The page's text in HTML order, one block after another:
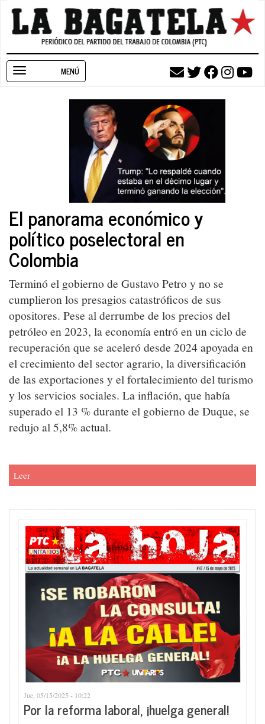
Pasar
contenido
navigation
El panorama económico y
político poselectoral en
Colombia
Terminó el gobierno de Gustavo Petro y no se
cumplieron los presagios catastróficos de sus
opositores. Pese al derrumbe de los precios del
petróleo en 2023, la economía entró en un ciclo de
recuperación que se aceleró desde 2024 apoyada en
el crecimiento del sector agrario, la diversificación
de las exportaciones y el fortalecimiento del turismo
y los servicios sociales. La inflación, que había
superado el 13 % durante el gobierno de Duque, se
redujo al 5,8% actual.
Leer
Jue, 05/15/2025 - 10:22
Por la reforma laboral, ¡huelga general!